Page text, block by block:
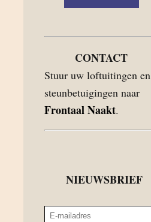
CONTACT
Stuur uw loftuitingen en
steunbetuigingen naar
Frontaal Naakt.
NIEUWSBRIEF